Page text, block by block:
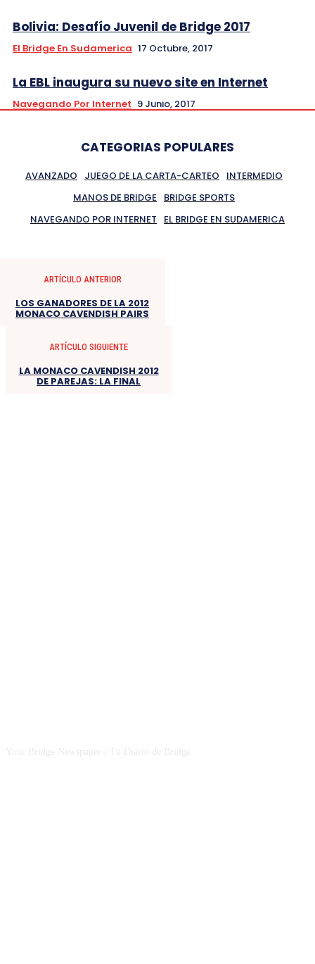
Bolivia: Desafío Juvenil de Bridge 2017
El Bridge En Sudamerica 17 Octubre, 2017
La EBL inaugura su nuevo site en Internet
Navegando Por Internet 9 Junio, 2017
CATEGORIAS POPULARES
AVANZADO JUEGO DE LA CARTA-CARTEO
INTERMEDIO
MANOS DE BRIDGE
BRIDGE SPORTS
NAVEGANDO POR INTERNET
EL BRIDGE EN SUDAMERICA
ARTÍCULO ANTERIOR
LOS GANADORES DE LA 2012
MONACO CAVENDISH PAIRS
ARTÍCULO SIGUIENTE
LA MONACO CAVENDISH 2012
DE PAREJAS: LA FINAL